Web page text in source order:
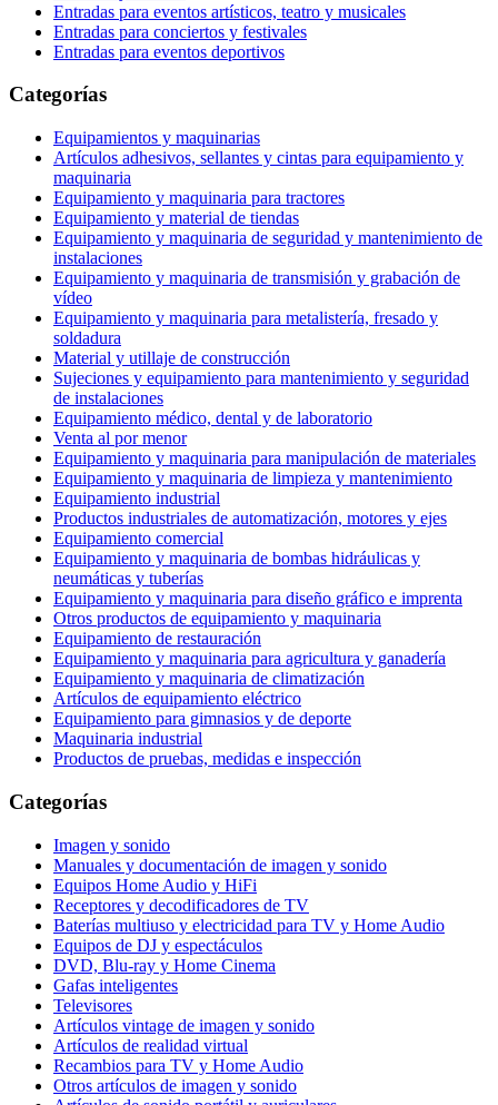
Entradas para eventos artísticos, teatro y musicales
Entradas para conciertos y festivales
Entradas para eventos deportivos
Categorías
Equipamientos y maquinarias
Artículos adhesivos, sellantes y cintas para equipamiento y
maquinaria
Equipamiento y maquinaria para tractores
Equipamiento y material de tiendas
Equipamiento y maquinaria de seguridad y mantenimiento de
instalaciones
Equipamiento y maquinaria de transmisión y grabación de
vídeo
Equipamiento y maquinaria para metalistería, fresado y
soldadura
Material y utillaje de construcción
Sujeciones y equipamiento para mantenimiento y seguridad
de instalaciones
Equipamiento médico, dental y de laboratorio
Venta al por menor
Equipamiento y maquinaria para manipulación de materiales
Equipamiento y maquinaria de limpieza y mantenimiento
Equipamiento industrial
Productos industriales de automatización, motores y ejes
Equipamiento comercial
Equipamiento y maquinaria de bombas hidráulicas y
neumáticas y tuberías
Equipamiento y maquinaria para diseño gráfico e imprenta
Otros productos de equipamiento y maquinaria
Equipamiento de restauración
Equipamiento y maquinaria para agricultura y ganadería
Equipamiento y maquinaria de climatización
Artículos de equipamiento eléctrico
Equipamiento para gimnasios y de deporte
Maquinaria industrial
Productos de pruebas, medidas e inspección
Categorías
Imagen y sonido
Manuales y documentación de imagen y sonido
Equipos Home Audio y HiFi
Receptores y decodificadores de TV
Baterías multiuso y electricidad para TV y Home Audio
Equipos de DJ y espectáculos
DVD, Blu-ray y Home Cinema
Gafas inteligentes
Televisores
Artículos vintage de imagen y sonido
Artículos de realidad virtual
Recambios para TV y Home Audio
Otros artículos de imagen y sonido